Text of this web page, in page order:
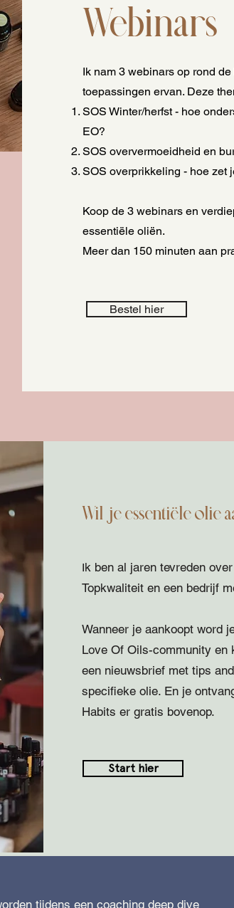
Webinars
Ik nam 3 webinars op rond
toepassingen ervan. Deze
SOS Winter/herfst - hoe
EO?
SOS oververmoeidheid en
SOS overprikkeling - hoe zet
Koop de 3 webinars en
essentiële oliën.
Meer dan 150 minuten aan
Bestel hier
Wil je essentiële olie
Ik ben al jaren tevreden
Topkwaliteit en een bedrijf
Wanneer je aankoopt word
Love Of Oils-community en
een nieuwsbrief met tips
specifieke olie. En je
Habits er gratis bovenop.
Start hier
tijdens een coaching deep dive